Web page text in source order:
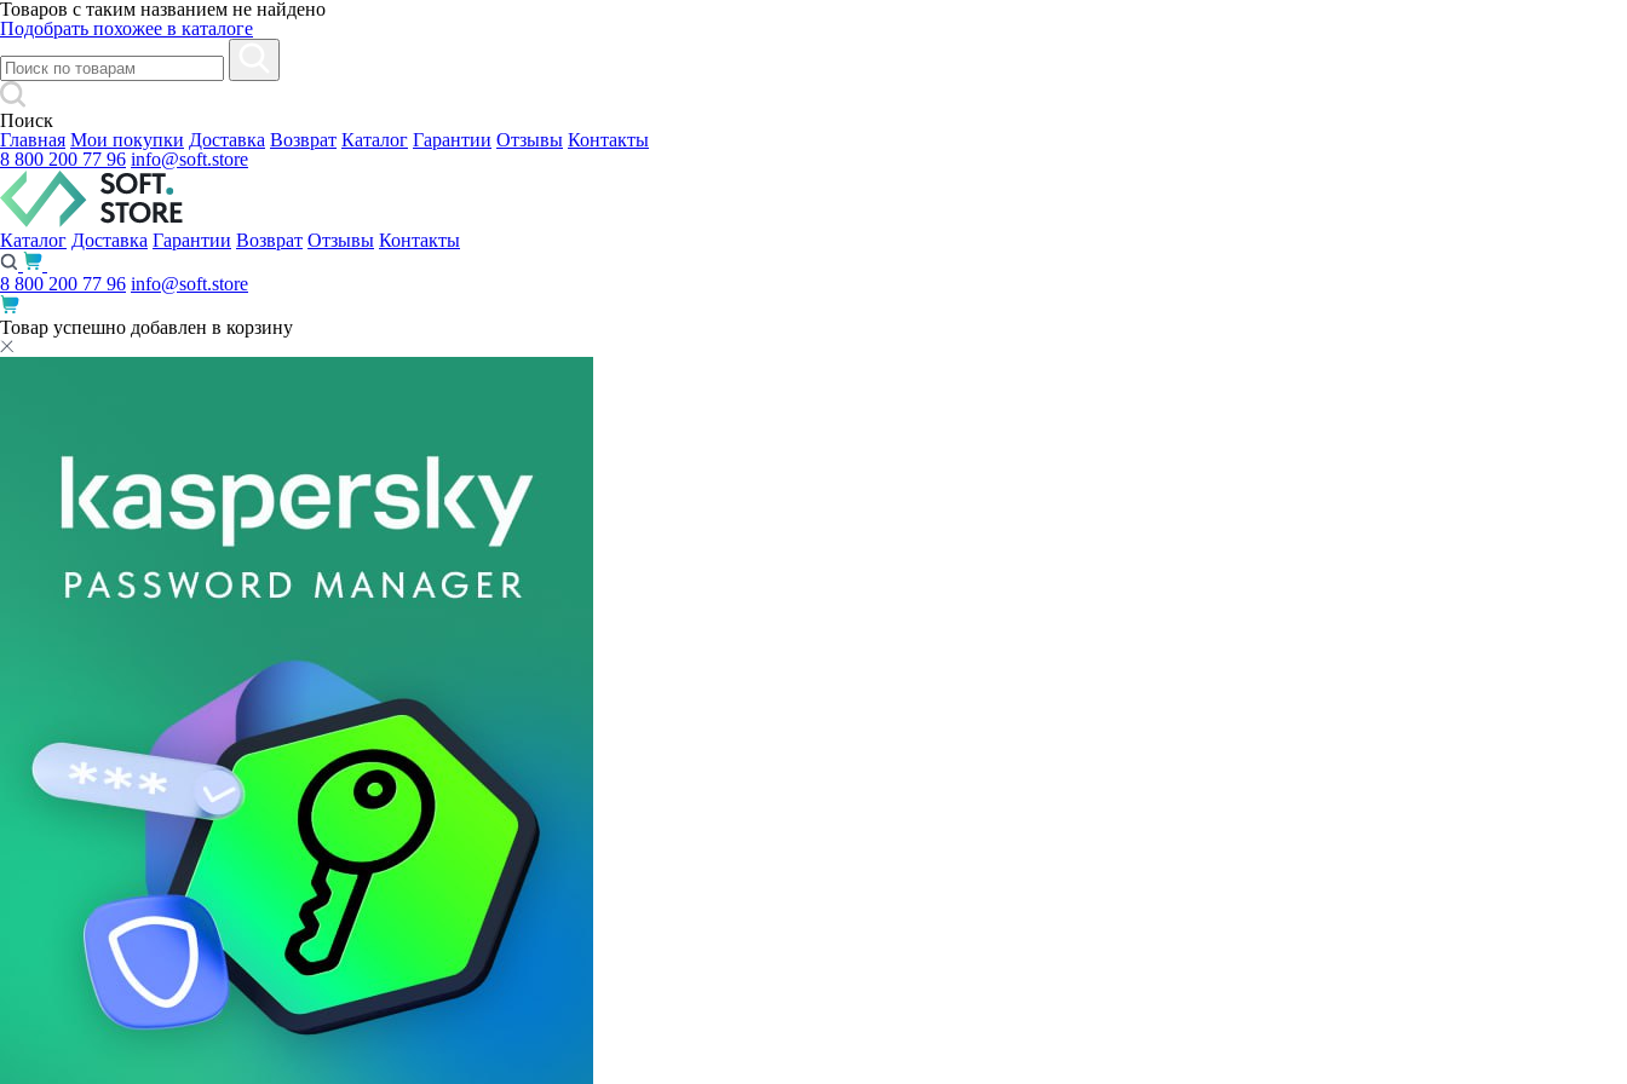
Товаров с таким названием не найдено
Подобрать похожее в каталоге
Поиск
Главная Мои покупки Доставка Возврат Каталог Гарантии Отзывы Контакты
8 800 200 77 96 info@soft.store
Каталог Доставка Гарантии Возврат Отзывы Контакты
8 800 200 77 96 info@soft.store
Товар успешно добавлен в корзину